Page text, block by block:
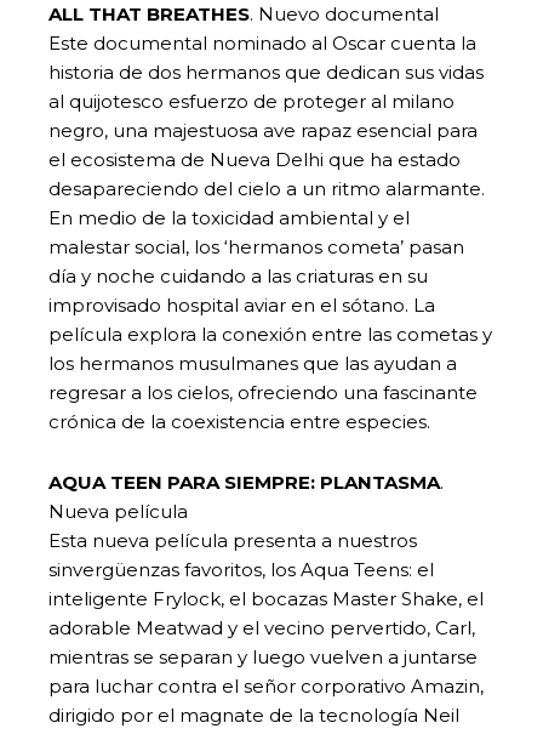
ALL THAT BREATHES. Nuevo documental
Este documental nominado al Oscar cuenta la
historia de dos hermanos que dedican sus vidas
al quijotesco esfuerzo de proteger al milano
negro, una majestuosa ave rapaz esencial para
el ecosistema de Nueva Delhi que ha estado
desapareciendo del cielo a un ritmo alarmante.
En medio de la toxicidad ambiental y el
malestar social, los ‘hermanos cometa’ pasan
día y noche cuidando a las criaturas en su
improvisado hospital aviar en el sótano. La
película explora la conexión entre las cometas y
los hermanos musulmanes que las ayudan a
regresar a los cielos, ofreciendo una fascinante
crónica de la coexistencia entre especies.
AQUA TEEN PARA SIEMPRE: PLANTASMA.
Nueva película
Esta nueva película presenta a nuestros
sinvergüenzas favoritos, los Aqua Teens: el
inteligente Frylock, el bocazas Master Shake, el
adorable Meatwad y el vecino pervertido, Carl,
mientras se separan y luego vuelven a juntarse
para luchar contra el señor corporativo Amazin,
dirigido por el magnate de la tecnología Neil